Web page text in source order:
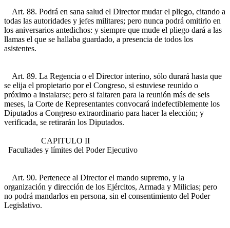
Art. 88. Podrá en sana salud el Director mudar el pliego, citando a
todas las autoridades y jefes militares; pero nunca podrá omitirlo en
los aniversarios antedichos: y siempre que mude el pliego dará a las
llamas el que se hallaba guardado, a presencia de todos los
asistentes.
Art. 89. La Regencia o el Director interino, sólo durará hasta que
se elija el propietario por el Congreso, si estuviese reunido o
próximo a instalarse; pero si faltaren para la reunión más de seis
meses, la Corte de Representantes convocará indefectiblemente los
Diputados a Congreso extraordinario para hacer la elección; y
verificada, se retirarán los Diputados.
CAPITULO II
Facultades y límites del Poder Ejecutivo
Art. 90. Pertenece al Director el mando supremo, y la
organización y dirección de los Ejércitos, Armada y Milicias; pero
no podrá mandarlos en persona, sin el consentimiento del Poder
Legislativo.